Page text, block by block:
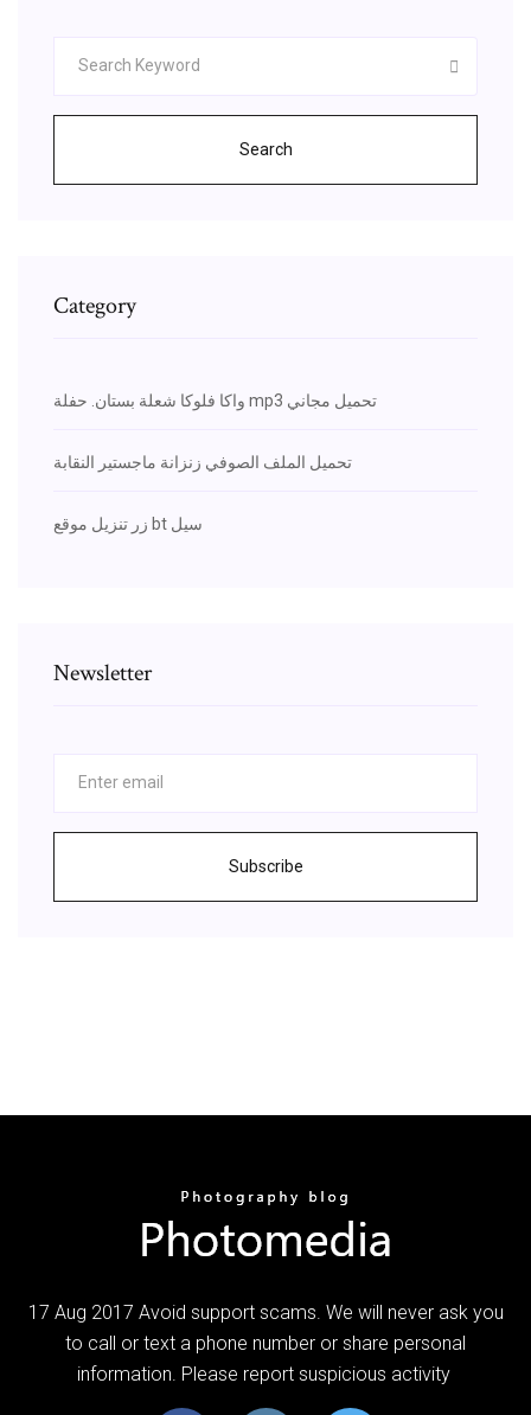
Search
Category
واكا فلوكا شعلة بستان. حفلة mp3 تحميل مجاني
تحميل الملف الصوفي زنزانة ماجستير النقابة
زر تنزيل موقع bt سيل
Newsletter
Subscribe
17 Aug 2017 Avoid support scams. We will never ask you
to call or text a phone number or share personal
information. Please report suspicious activity